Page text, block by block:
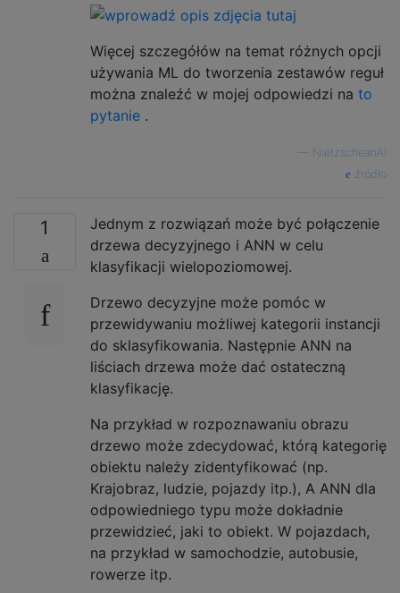
Więcej szczegółów na temat różnych opcji
używania ML do tworzenia zestawów reguł
można znaleźć w mojej odpowiedzi na to
pytanie .
NietzscheanAI
źródło
1
Jednym z rozwiązań może być połączenie
drzewa decyzyjnego i ANN w celu
klasyfikacji wielopoziomowej.
Drzewo decyzyjne może pomóc w
przewidywaniu możliwej kategorii instancji
do sklasyfikowania. Następnie ANN na
liściach drzewa może dać ostateczną
klasyfikację.
Na przykład w rozpoznawaniu obrazu
drzewo może zdecydować, którą kategorię
obiektu należy zidentyfikować (np.
Krajobraz, ludzie, pojazdy itp.), A ANN dla
odpowiedniego typu może dokładnie
przewidzieć, jaki to obiekt. W pojazdach,
na przykład w samochodzie, autobusie,
rowerze itp.